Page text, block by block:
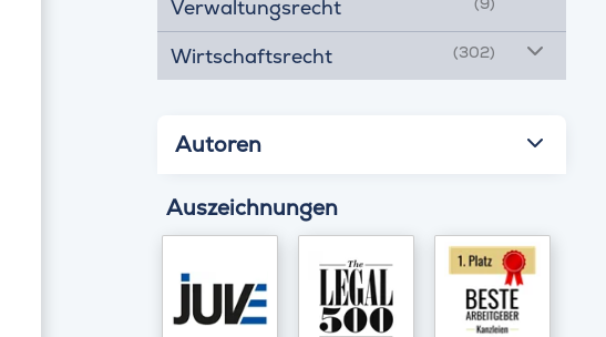
Verwaltungsrecht
Wirtschaftsrecht (302)
Autoren
Auszeichnungen